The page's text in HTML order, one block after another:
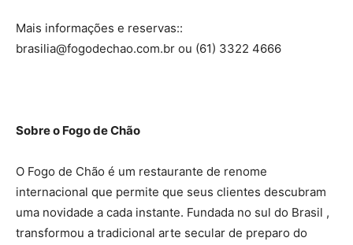
Mais informações e reservas::
brasilia@fogodechao.com.br ou (61) 3322 4666
Sobre o Fogo de Chão
O Fogo de Chão é um restaurante de renome
internacional que permite que seus clientes descubram
uma novidade a cada instante. Fundada no sul do Brasil ,
transformou a tradicional arte secular de preparo do